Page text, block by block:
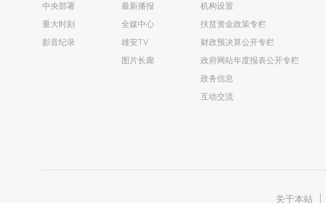
中央部署
重大时刻
影音纪录
最新播报
全媒中心
雄安TV
图片长廊
机构设置
扶贫资金政策专栏
财政预决算公开专栏
政府网站年度报表公开专栏
政务信息
互动交流
关于本站